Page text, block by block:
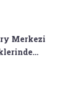
Merkezi